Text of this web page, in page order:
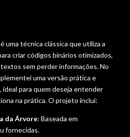
uma técnica clássica que utiliza a
criar códigos binários otimizados,
sem perder informações. No
uma versão prática e
para quem deseja entender
na prática. O projeto inclui:
da Árvore: Baseada em
fornecidas.